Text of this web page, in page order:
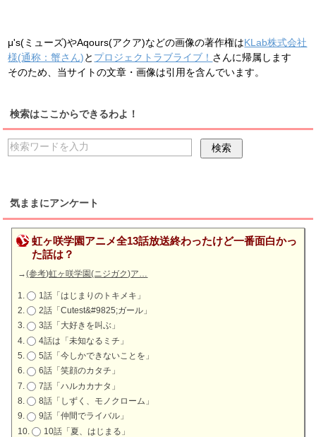
μ's(ミューズ)やAqours(アクア)などの画像の著作権はKLab株式会社
様(通称：蟹さん)と プロジェクトラブライブ！ さんに帰属します
そのため、当サイトの文章・画像は引用を含んでいます。
検索はここからできるわよ！
気ままにアンケート
虹ヶ咲学園アニメ全13話放送終わったけど一番面白かっ
た話は？
→(参考)虹ヶ咲学園(ニジガク)ア…
1話「はじまりのトキメキ」
2話「Cutest&#9825;ガール」
3話「大好きを叫ぶ」
4話は「未知なるミチ」
5話「今しかできないことを」
6話「笑顔のカタチ」
7話「ハルカカナタ」
8話「しずく、モノクローム」
9話「仲間でライバル」
10話「夏、はじまる」